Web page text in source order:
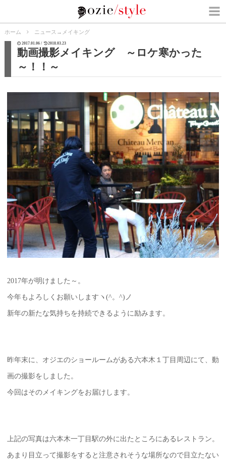
ホーム ニュース → メイキング
2017.01.06 / 2018.03.23
動画撮影メイキング ～ロケ寒かった
～！！～
2017年が明けました～。
今年もよろしくお願いしますヽ(^。^)ノ
新年の新たな気持ちを持続できるように励みます。
昨年末に、オジエのショールームがある六本木１丁目周辺にて、動
画の撮影をしました。
今回はそのメイキングをお届けします。
上記の写真は六本木一丁目駅の外に出たところにあるレストラン。
あまり目立って撮影をすると注意されそうな場所なので目立たない